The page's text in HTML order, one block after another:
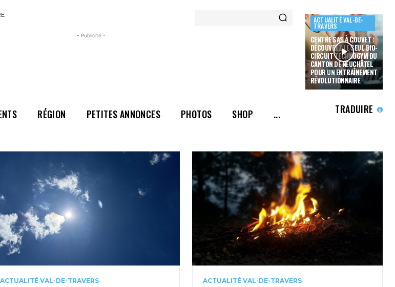
- Publicité -
ACTUALITÉ VAL-DE-
TRAVERS
CENTRE SAS À COUVET :
DÉCOUVREZ LE SEUL BIO-
CIRCUIT TECHNOGYM DU
CANTON DE NEUCHÂTEL
POUR UN ENTRAÎNEMENT
RÉVOLUTIONNAIRE
RÉGION PETITES ANNONCES PHOTOS SHOP ... TRADUIRE
ACTUALITÉ VAL-DE-TRAVERS ACTUALITÉ VAL-DE-TRAVERS